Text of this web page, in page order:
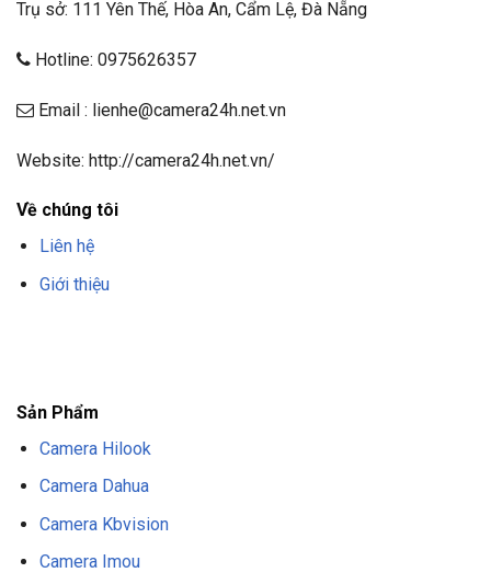
Trụ sở: 111 Yên Thế, Hòa An, Cẩm Lệ, Đà Nẵng
Hotline: 0975626357
Email : lienhe@camera24h.net.vn
Website: http://camera24h.net.vn/
Về chúng tôi
Liên hệ
Giới thiệu
Sản Phẩm
Camera Hilook
Camera Dahua
Camera Kbvision
Camera Imou